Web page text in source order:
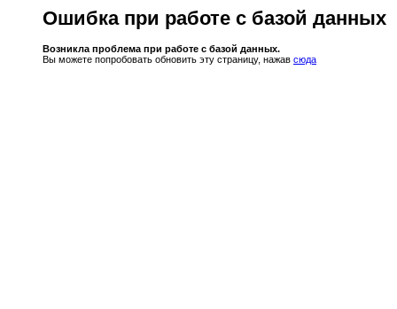
Ошибка при работе с базой данных
Возникла проблема при работе с базой данных.
Вы можете попробовать обновить эту страницу, нажав сюда